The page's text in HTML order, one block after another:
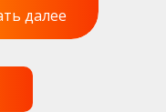
далее